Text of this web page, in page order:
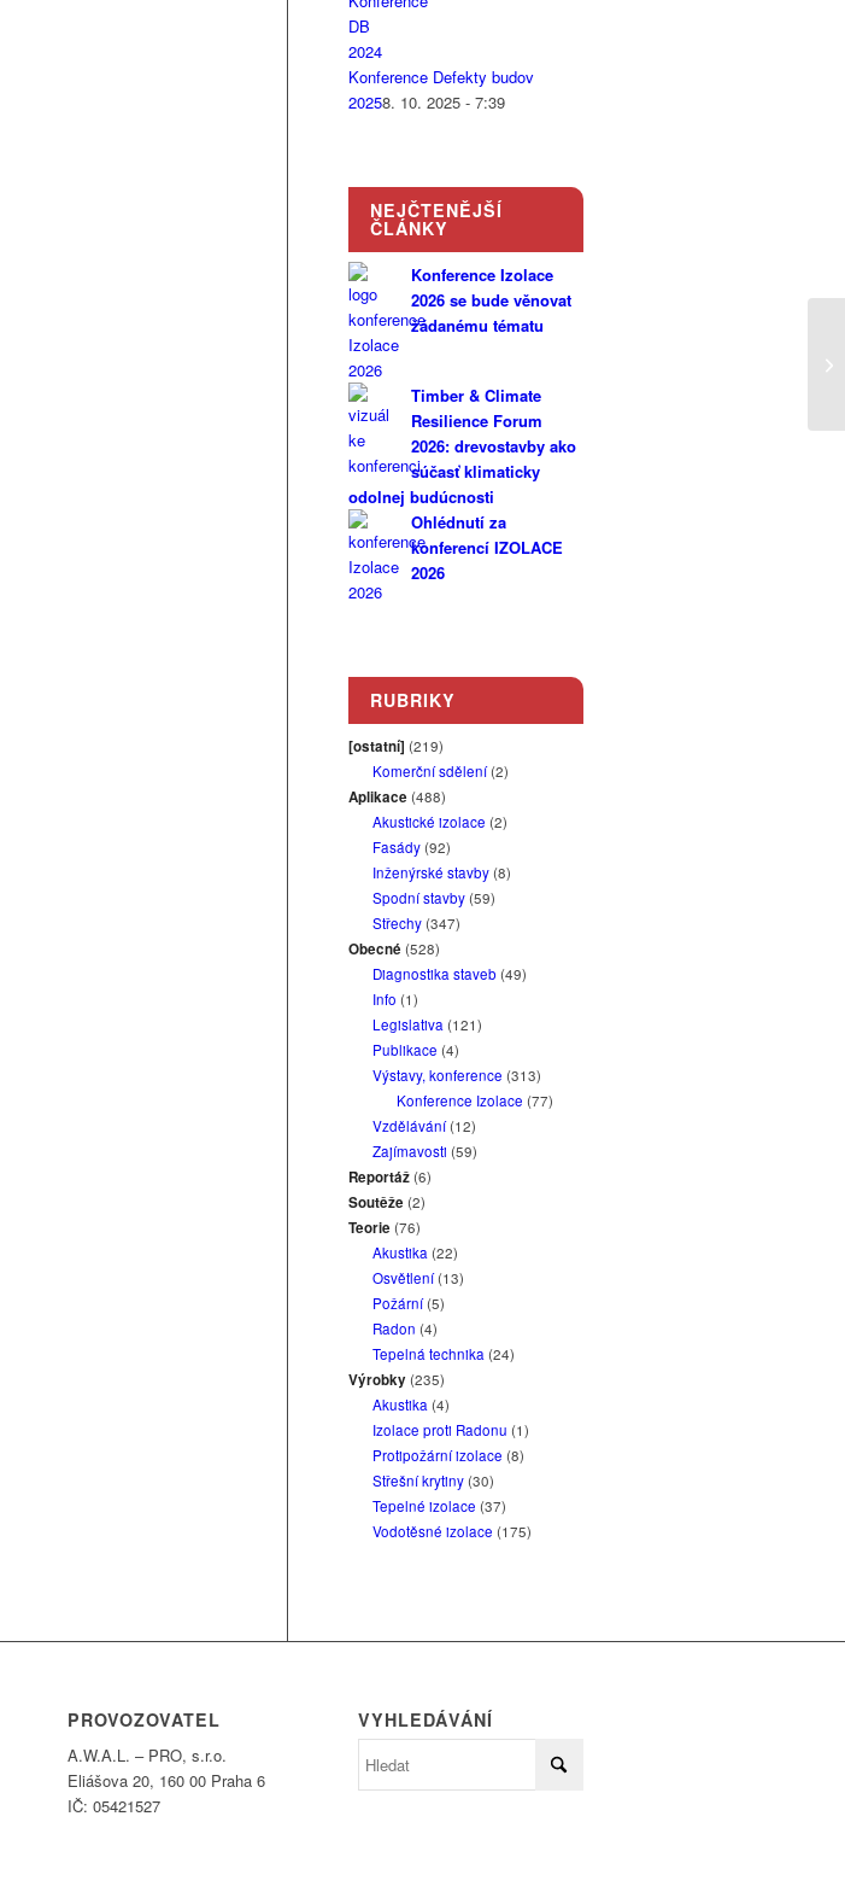
Konference Defekty budov
20258. 10. 2025 - 7:39
NEJČTENĚJŠÍ
ČLÁNKY
Konference Izolace
2026 se bude věnovat
žádanému tématu
Timber & Climate
Resilience Forum
2026: drevostavby ako
súčasť klimaticky
odolnej budúcnosti
Ohlédnutí za
konferencí IZOLACE
2026
RUBRIKY
[ostatní] (219)
Komerční sdělení(2)
Aplikace (488)
Akustické izolace (2)
Fasády(92)
Inženýrské stavby(8)
Spodní stavby(59)
Střechy(347)
Obecné (528)
Diagnostika staveb (49)
Info (1)
Legislativa (121)
Publikace (4)
Výstavy, konference (313)
Konference Izolace (77)
Vzdělávání(12)
Zajímavosti (59)
Reportáž(6)
Soutěže (2)
Teorie (76)
Akustika (22)
Osvětlení(13)
Požární(5)
Radon (4)
Tepelná technika (24)
Výrobky(235)
Akustika (4)
Izolace proti Radonu (1)
Protipožární izolace (8)
Střešní krytiny(30)
Tepelné izolace (37)
Vodotěsné izolace (175)
PROVOZOVATEL
A.W.A.L. – PRO, s.r.o.
Eliášova 20, 160 00 Praha 6
IČ: 05421527
VYHLEDÁVÁNÍ